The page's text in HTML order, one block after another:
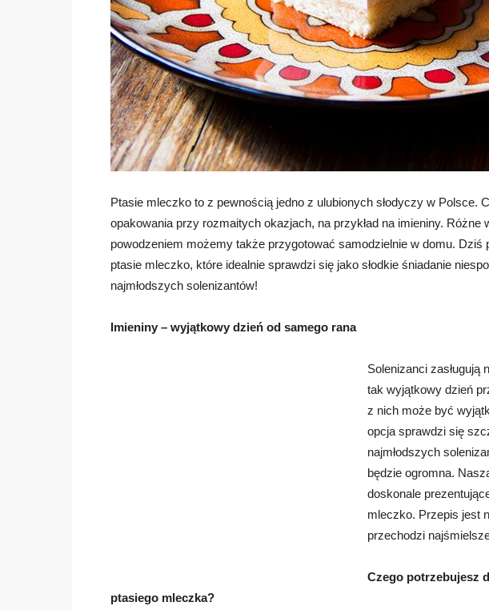
Ptasie mleczko to z pewnością jedno z ulubionych słodyczy w Polsce.
opakowania przy rozmaitych okazjach, na przykład na imieniny. Różne
powodzeniem możemy także przygotować samodzielnie w domu. Dziś
ptasie mleczko, które idealnie sprawdzi się jako słodkie śniadanie
najmłodszych solenizantów!
Imieniny – wyjątkowy dzień od samego rana
Solenizanci zasługują
tak wyjątkowy dzień
z nich może być
opcja sprawdzi się
najmłodszych
będzie ogromna.
doskonale
mleczko. Przepis jest
przechodzi
Czego potrzebujesz
ptasiego mleczka?